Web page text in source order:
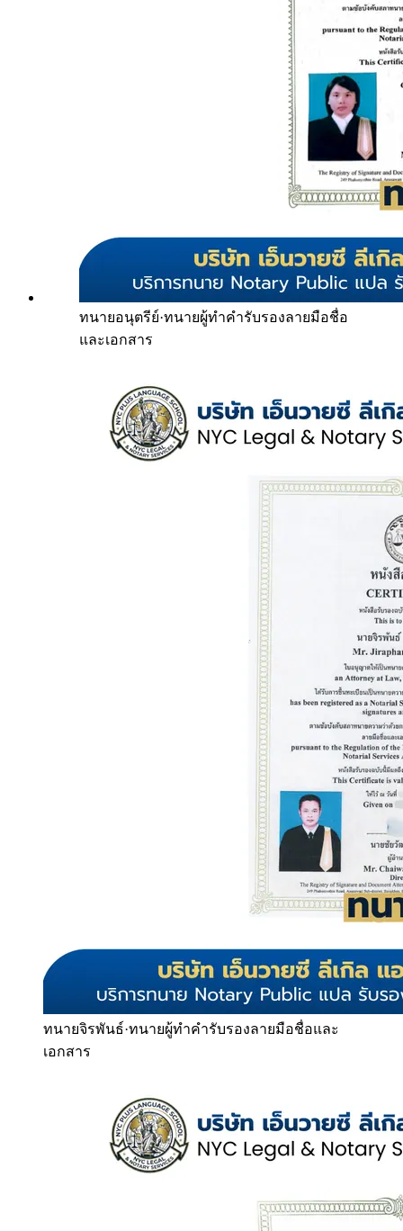
ทนายอนุตรีย์·ทนายผู้ทำคำรับรองลายมือชื่อ
และเอกสาร
ทนายจิรพันธ์·ทนายผู้ทำคำรับรองลายมือชื่อและ
เอกสาร